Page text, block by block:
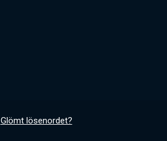
Glömt lösenordet?